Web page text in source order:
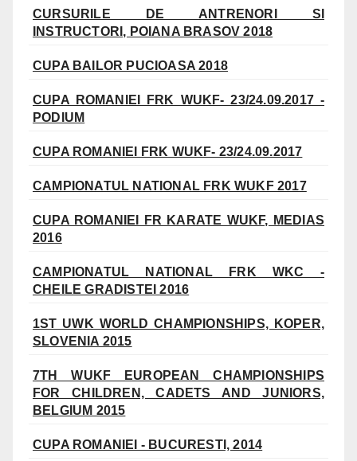
CURSURILE DE ANTRENORI SI
INSTRUCTORI, POIANA BRASOV 2018
CUPA BAILOR PUCIOASA 2018
CUPA ROMANIEI FRK WUKF- 23/24.09.2017 -
PODIUM
CUPA ROMANIEI FRK WUKF- 23/24.09.2017
CAMPIONATUL NATIONAL FRK WUKF 2017
CUPA ROMANIEI FR KARATE WUKF, MEDIAS
2016
CAMPIONATUL NATIONAL FRK WKC -
CHEILE GRADISTEI 2016
1ST UWK WORLD CHAMPIONSHIPS, KOPER,
SLOVENIA 2015
7TH WUKF EUROPEAN CHAMPIONSHIPS
FOR CHILDREN, CADETS AND JUNIORS,
BELGIUM 2015
CUPA ROMANIEI - BUCURESTI, 2014